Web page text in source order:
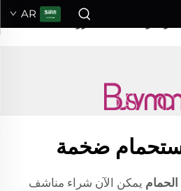
بجودة عالمية معروفة للعلامة
AR
ضخمة
يمكن الآن شراء مناشف